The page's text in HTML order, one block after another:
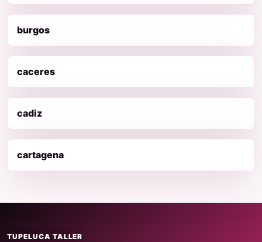
burgos
caceres
cadiz
cartagena
TUPELUCA TALLER